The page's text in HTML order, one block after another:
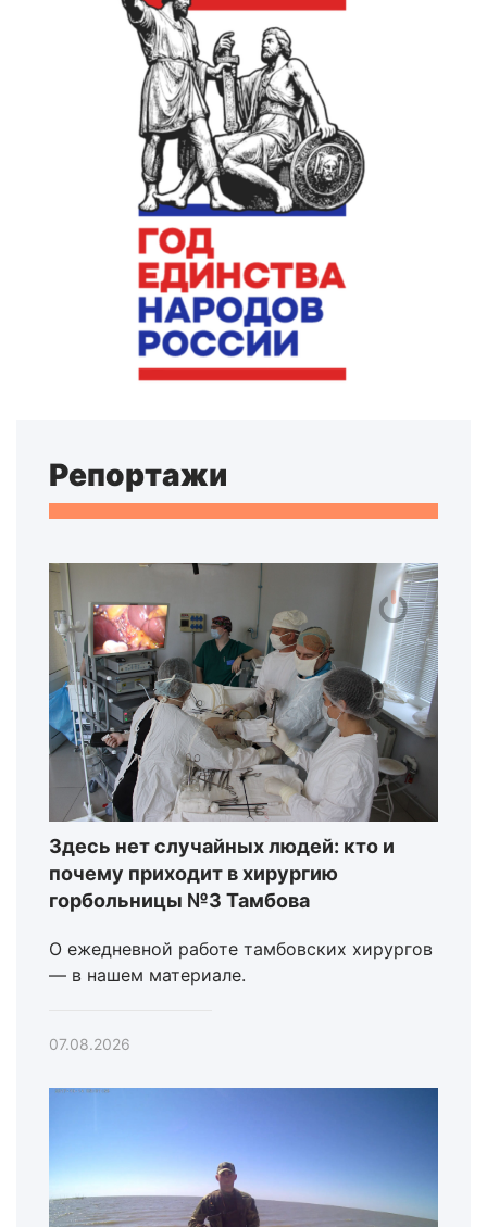
Репортажи
Здесь нет случайных людей: кто и
почему приходит в хирургию
горбольницы №3 Тамбова
О ежедневной работе тамбовских хирургов
— в нашем материале.
07.08.2026